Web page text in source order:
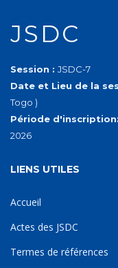
JSDC
Session : JSDC-7
Date et Lieu de la
Togo )
Période d'inscription:
2026
LIENS UTILES
Accueil
Actes des JSDC
Termes de références